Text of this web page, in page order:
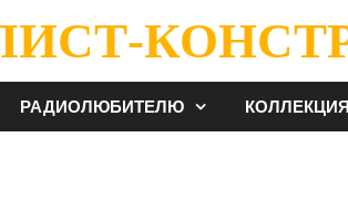
РАДИОЛЮБИТЕЛЮ КОЛЛЕКЦИЯ